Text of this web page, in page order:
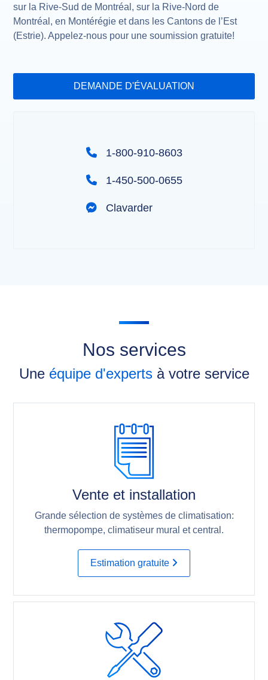
sur la Rive-Sud de Montréal, sur la Rive-Nord de
Montréal, en Montérégie et dans les Cantons de l’Est
(Estrie). Appelez-nous pour une soumission gratuite!
DEMANDE D'ÉVALUATION
1-800-910-8603
1-450-500-0655
Clavarder
Nos services
Une équipe d'expertsà votre service
Vente et installation
Grande sélection de systèmes de climatisation:
thermopompe, climatiseur mural et central.
Estimation gratuite